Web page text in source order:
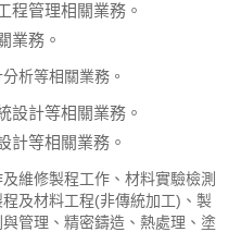
程管理相關業務。
業務。
析等相關業務。
設計等相關業務。
計等相關業務。
維修製程工作、材料實驗檢測
及材料工程(非傳統加工)、製
管理、精密鑄造、熱處理、塗